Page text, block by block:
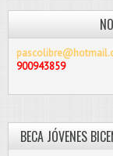
900943859
BECA JÓVENES